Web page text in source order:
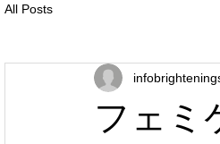
All Posts
フェミ